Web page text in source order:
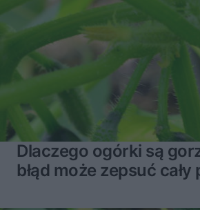
Dlaczego ogórki są
błąd może zepsuć cały